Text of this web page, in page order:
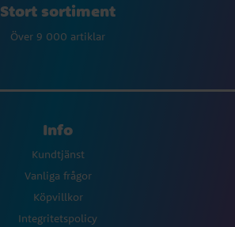
Stort sortiment
Över 9 000 artiklar
Info
Kundtjänst
Vanliga frågor
Köpvillkor
Integritetspolicy